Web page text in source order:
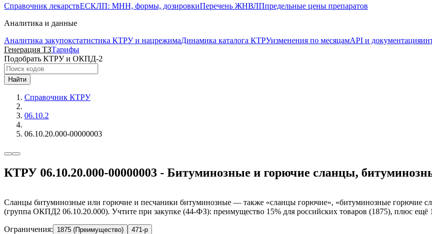
Справочник лекарствЕСКЛП: МНН, формы, дозировкиПеречень ЖНВЛПпредельные цены препаратов
Аналитика и данные
Аналитика закупокстатистика КТРУ и нацрежимаДинамика каталога КТРУизменения по месяцамAPI и документация
Генерация ТЗТарифы
Подобрать КТРУ и ОКПД-2
Найти
Справочник КТРУ
06.10.2
06.10.20.000-00000003
КТРУ 06.10.20.000-00000003 - Битуминозные и горючие сланцы,
Сланцы битуминозные или горючие и песчаники битуминозные — также «сланцы горючие», «битуминозные горючие
(группа ОКПД2 06.10.20.000). Учтите при закупке (44-ФЗ): преимущество 15% для российских товаров (1875), плюс ещё
Ограничения: 1875 (Преимущество) 471-р